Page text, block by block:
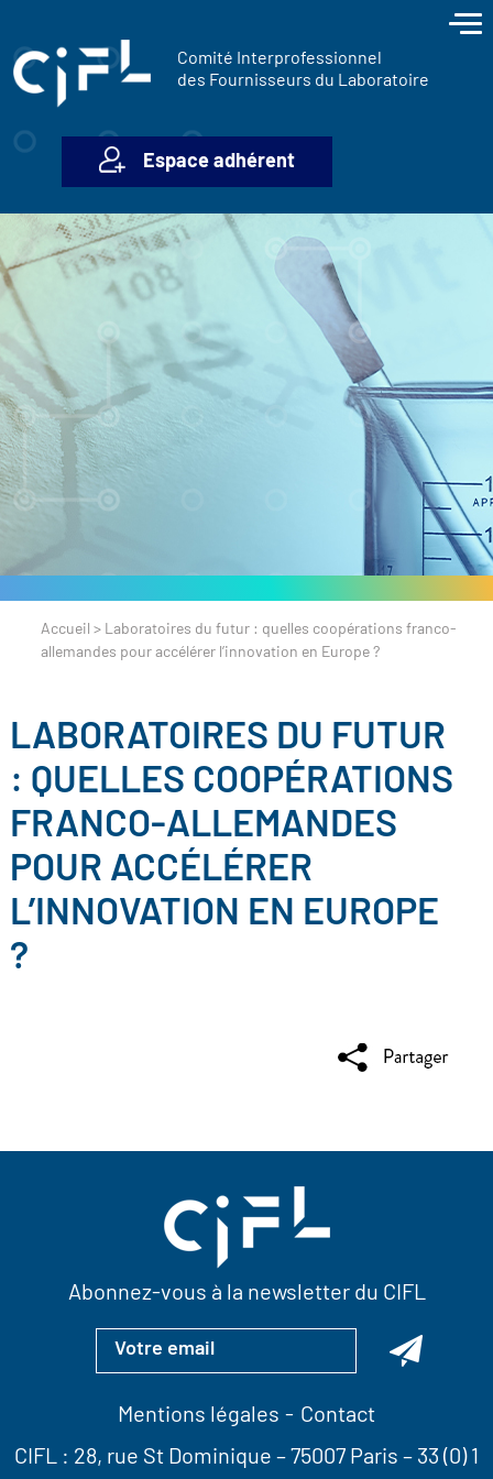
Comité Interprofessionnel
des Fournisseurs du Laboratoire
Espace adhérent
Accueil > Laboratoires du futur : quelles coopérations franco-
allemandes pour accélérer l’innovation en Europe ?
LABORATOIRES DU FUTUR
: QUELLES COOPÉRATIONS
FRANCO-ALLEMANDES
POUR ACCÉLÉRER
L’INNOVATION EN EUROPE
?
Abonnez-vous à la newsletter du CIFL
Mentions légales
Contact
CIFL : 28, rue St Dominique – 75007 Paris – 33 (0) 1